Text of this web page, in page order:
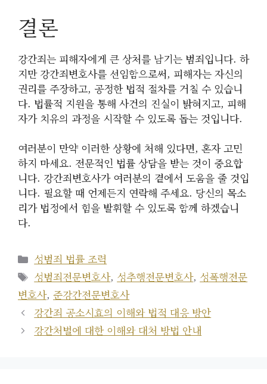
결론
강간죄는 피해자에게 큰 상처를 남기는 범죄입니다. 하
지만 강간죄변호사를 선임함으로써, 피해자는 자신의
권리를 주장하고, 공정한 법적 절차를 거칠 수 있습니
다. 법률적 지원을 통해 사건의 진실이 밝혀지고, 피해
자가 치유의 과정을 시작할 수 있도록 돕는 것입니다.
여러분이 만약 이러한 상황에 처해 있다면, 혼자 고민
하지 마세요. 전문적인 법률 상담을 받는 것이 중요합
니다. 강간죄변호사가 여러분의 곁에서 도움을 줄 것입
니다. 필요할 때 언제든지 연락해 주세요. 당신의 목소
리가 법정에서 힘을 발휘할 수 있도록 함께 하겠습니
다.
카
테
고
리
성범죄 법률 조력
태
그
성범죄전문변호사, 성추행전문변호사, 성폭행전문
변호사, 준강간전문변호사
강간죄 공소시효의 이해와 법적 대응 방안
강간처벌에 대한 이해와 대처 방법 안내